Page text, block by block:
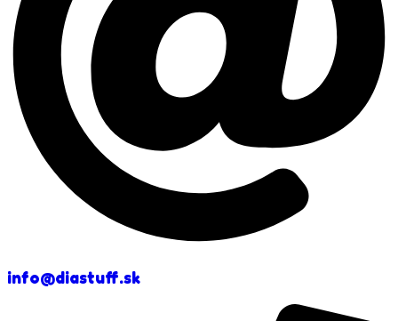
info@diastuff.sk